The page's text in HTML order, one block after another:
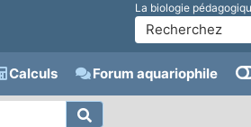
La biologie
Calculs Forum aquariophile